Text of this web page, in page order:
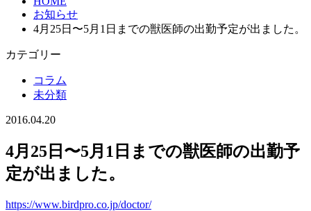
お知らせ
4月25日〜5月1日までの獣医師の出勤予定が出ました。
カテゴリー
コラム
未分類
2016.04.20
4月25日〜5月1日までの獣医師の出勤予
定が出ました。
https://www.birdpro.co.jp/doctor/